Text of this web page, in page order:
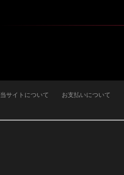
当サイトについて お支払いについて